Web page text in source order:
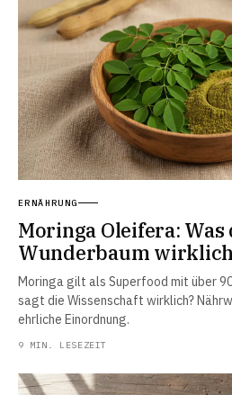
ERNÄHRUNG
Moringa Oleifera: Was
Wunderbaum
Moringa gilt als Superfood mit über
sagt die Wissenschaft wirklich?
ehrliche Einordnung.
9 MIN. LESEZEIT